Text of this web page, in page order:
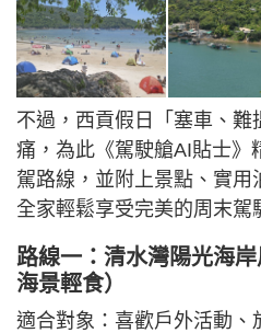
不過，西貢假日「塞車、難
痛，為此《駕駛艙AI貼士》
駕路線，並附上景點、實
全家輕鬆享受完美的周末駕
路線一：清水灣陽光海
海景輕食）
適合對象：喜歡戶外活動、